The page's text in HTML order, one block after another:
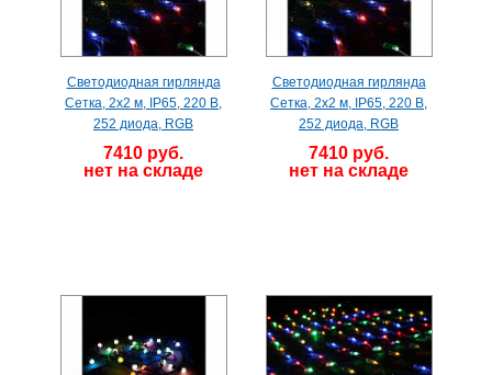
Светодиодная гирлянда
Сетка, 2х2 м, IP65, 220 В,
252 диода, RGB
7410 руб.
нет на складе
Светодиодная гирлянда
Сетка, 2х2 м, IP65, 220 В,
252 диода, RGB
7410 руб.
нет на складе